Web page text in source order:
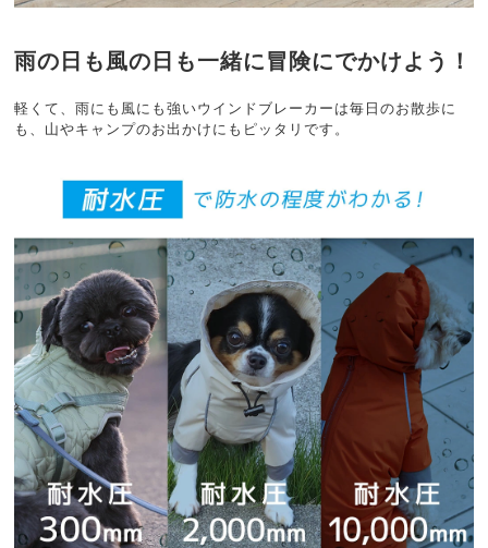
雨の日も風の日も一緒に冒険にでかけよう！
軽くて、雨にも風にも強いウインドブレーカーは毎日のお散歩に
も、山やキャンプのお出かけにもピッタリです。